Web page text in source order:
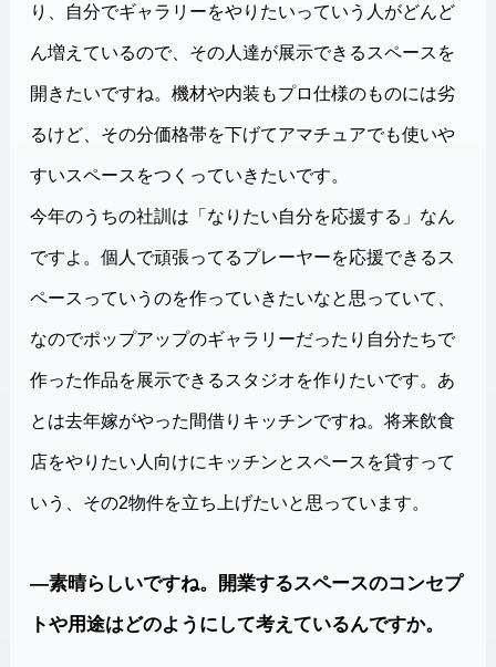
り、自分でギャラリーをやりたいっていう人がどんど
ん増えているので、その人達が展示できるスペースを
開きたいですね。機材や内装もプロ仕様のものには劣
るけど、その分価格帯を下げてアマチュアでも使いや
すいスペースをつくっていきたいです。
今年のうちの社訓は「なりたい自分を応援する」なん
ですよ。個人で頑張ってるプレーヤーを応援できるス
ペースっていうのを作っていきたいなと思っていて、
なのでポップアップのギャラリーだったり自分たちで
作った作品を展示できるスタジオを作りたいです。あ
とは去年嫁がやった間借りキッチンですね。将来飲食
店をやりたい人向けにキッチンとスペースを貸すって
いう、その2物件を立ち上げたいと思っています。
―素晴らしいですね。開業するスペースのコンセプ
トや用途はどのようにして考えているんですか。